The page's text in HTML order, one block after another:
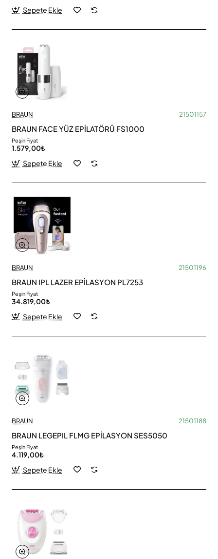
Sepete Ekle
BRAUN 21501157
BRAUN FACE YÜZ EPİLATÖRÜ FS1000
Peşin Fiyat
1.579,00₺
Sepete Ekle
BRAUN 21501196
BRAUN IPL LAZER EPİLASYON PL7253
Peşin Fiyat
34.819,00₺
Sepete Ekle
BRAUN 21501188
BRAUN LEGEPIL FLMG EPİLASYON SES5050
Peşin Fiyat
4.119,00₺
Sepete Ekle